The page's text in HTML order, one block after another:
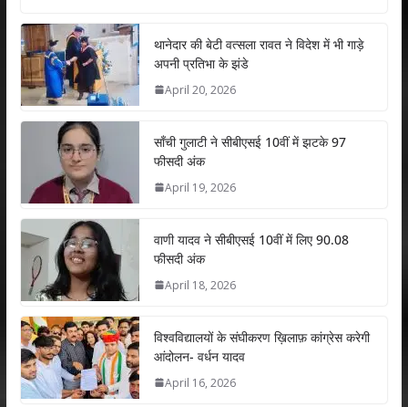
at
s
A
p
p
e
b
o
o
er e
dI
l e
थानेदार की बेटी वत्सला रावत ने विदेश में भी गाड़े
अपनी प्रतिभा के झंडे
April 20, 2026
साँची गुलाटी ने सीबीएसई 10वीं में झटके 97
फीसदी अंक
April 19, 2026
वाणी यादव ने सीबीएसई 10वीं में लिए 90.08
फीसदी अंक
April 18, 2026
विश्वविद्यालयों के संघीकरण ख़िलाफ़ कांग्रेस करेगी
आंदोलन- वर्धन यादव
April 16, 2026